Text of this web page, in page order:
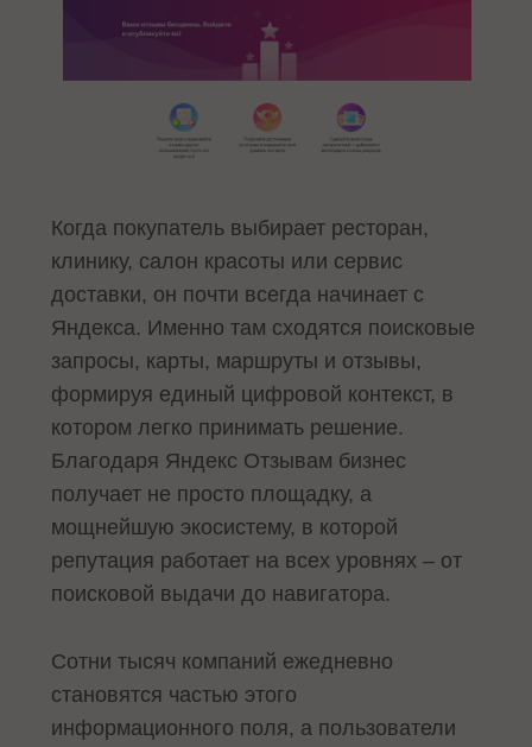
Когда покупатель выбирает ресторан,
клинику, салон красоты или сервис
доставки, он почти всегда начинает с
Яндекса. Именно там сходятся поисковые
запросы, карты, маршруты и отзывы,
формируя единый цифровой контекст, в
котором легко принимать решение.
Благодаря Яндекс Отзывам бизнес
получает не просто площадку, а
мощнейшую экосистему, в которой
репутация работает на всех уровнях – от
поисковой выдачи до навигатора.
Сотни тысяч компаний ежедневно
становятся частью этого
информационного поля, а пользователи